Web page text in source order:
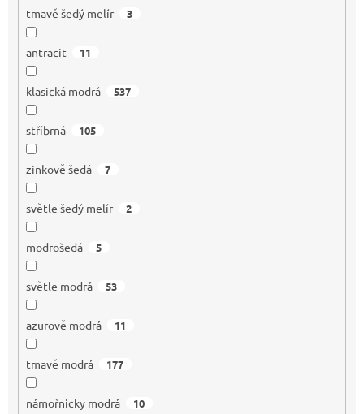
tmavě šedý melír 3
antracit 11
klasická modrá 537
stříbrná 105
zinkově šedá 7
světle šedý melír 2
modrošedá 5
světle modrá 53
azurově modrá 11
tmavě modrá 177
námořnicky modrá 10